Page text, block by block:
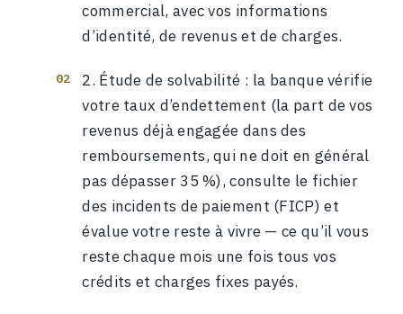
commercial, avec vos informations
d’identité, de revenus et de charges.
Étude de solvabilité : la banque vérifie
votre taux d’endettement (la part de vos
revenus déjà engagée dans des
remboursements, qui ne doit en général
pas dépasser 35 %), consulte le fichier
des incidents de paiement (FICP) et
évalue votre reste à vivre — ce qu’il vous
reste chaque mois une fois tous vos
crédits et charges fixes payés.